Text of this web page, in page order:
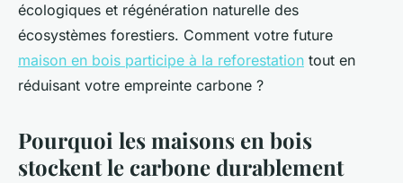
écologiques et régénération naturelle des
écosystèmes forestiers. Comment votre future
maison en bois participe à la reforestation tout en
réduisant votre empreinte carbone ?
Pourquoi les maisons en bois
stockent le carbone durablement